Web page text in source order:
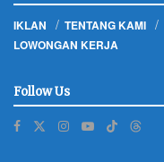
IKLAN TENTANG KAMI
LOWONGAN KERJA
Follow Us